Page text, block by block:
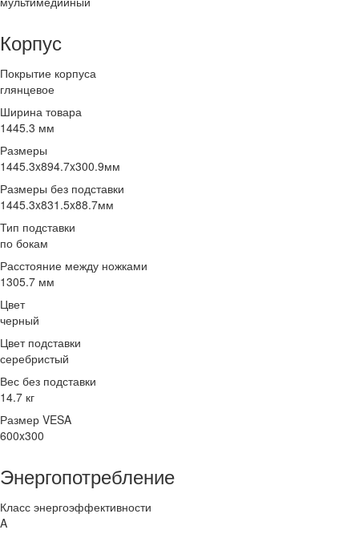
Корпус
Покрытие корпуса
глянцевое
Ширина товара
1445.3 мм
Размеры
1445.3x894.7x300.9мм
Размеры без подставки
1445.3x831.5x88.7мм
Тип подставки
по бокам
Расстояние между ножками
1305.7 мм
Цвет
черный
Цвет подставки
серебристый
Вес без подставки
14.7 кг
Размер VESA
600x300
Энергопотребление
Класс энергоэффективности
A